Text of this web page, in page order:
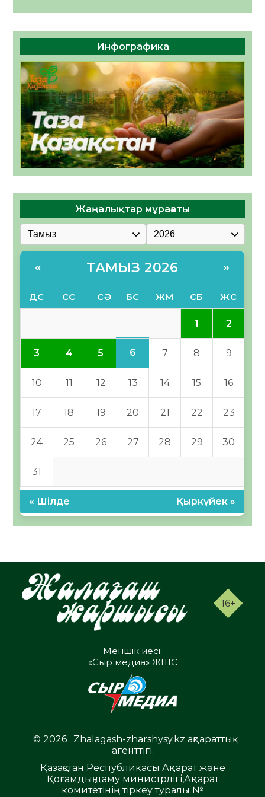
Инфографика
Жаңалықтар мұрағаты
« ТАМЫЗ 2026 »
ДС СС СӘ БС ЖМ СБ ЖС
1 2
3 4 5 6 7 8 9
10 11 12 13 14 15 16
17 18 19 20 21 22 23
24 25 26 27 28 29 30
31
« Шілде Қыркүйек »
16+
Меншік иесі:
«Сыр медиа» ЖШС
© 2026 . Zhalagash-zharshysy.kz ақпараттық
агенттігі.
Қазақстан Республикасы Ақпарат және
Қоғамдық даму министрлігі,Ақпарат
комитетінің тіркеу туралы №